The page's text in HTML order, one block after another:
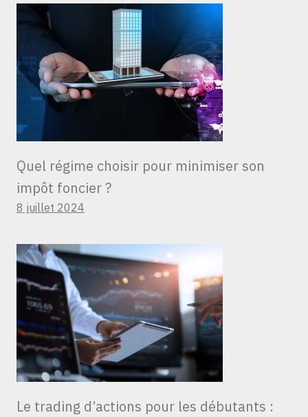
Quel régime choisir pour minimiser son
impôt foncier ?
8 juillet 2024
Le trading d’actions pour les débutants :